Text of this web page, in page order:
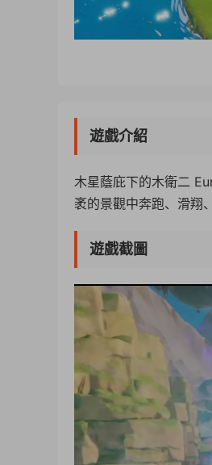
遊戲介紹
木星蔭庇下的木衛二
袤的景觀中奔跑、滑翔
遊戲截圖